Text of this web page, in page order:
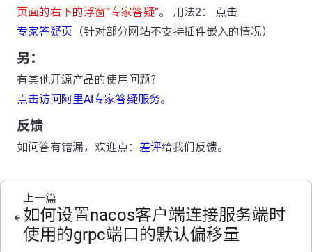
页面的右下的浮窗”专家答疑“。 用法2： 点击
专家答疑页 （针对部分网站不支持插件嵌入的情况）
另：
有其他开源产品的使用问题？
点击访问阿里AI专家答疑服务。
反馈
如问答有错漏，欢迎点： 差评给我们反馈。
上一篇
如何设置nacos客户端连接服务端时
使用的grpc端口的默认偏移量